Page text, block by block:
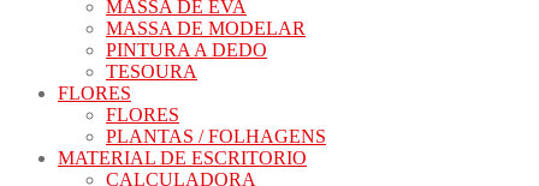
MASSA DE EVA
MASSA DE MODELAR
PINTURA A DEDO
TESOURA
FLORES
FLORES
PLANTAS / FOLHAGENS
MATERIAL DE ESCRITORIO
CALCULADORA